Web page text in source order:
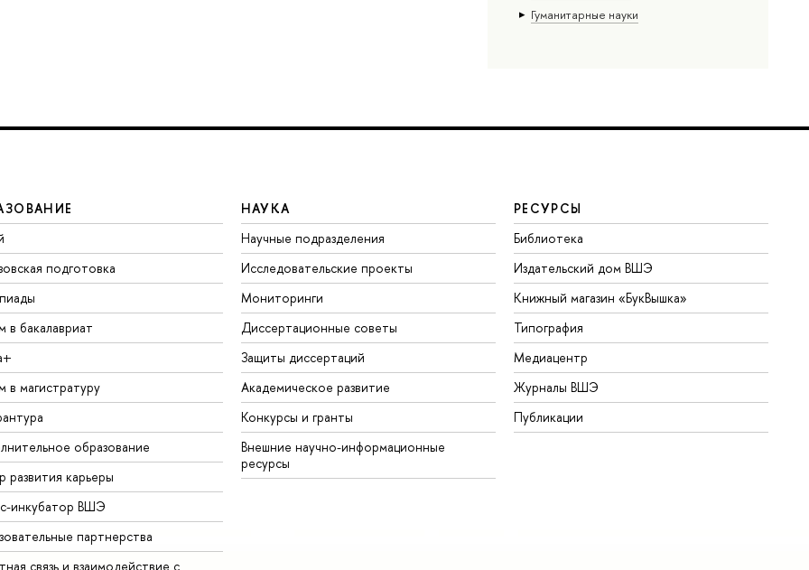
Гуманитарные науки
подготовка
в бакалавриат
в магистратуру
образование
развития карьеры
инкубатор ВШЭ
партнерства
связь и взаимодействие с
НАУКА
Научные подразделения
Исследовательские проекты
Мониторинги
Диссертационные советы
Защиты диссертаций
Академическое развитие
Конкурсы и гранты
Внешние научно-информационные
ресурсы
РЕСУРСЫ
Библиотека
Издательский дом ВШЭ
Книжный магазин «БукВышка»
Типография
Медиацентр
Журналы ВШЭ
Публикации